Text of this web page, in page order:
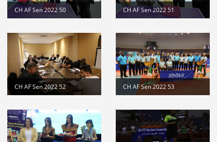
CH AF Sen 2022 50 CH AF Sen 2022 51
CH AF Sen 2022 52 CH AF Sen 2022 53